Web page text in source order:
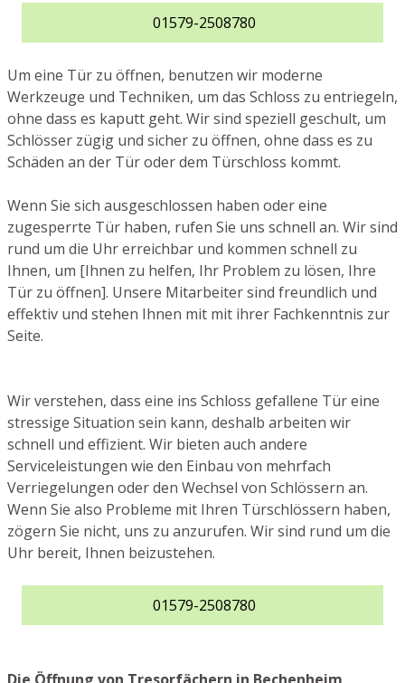
01579-2508780
Um eine Tür zu öffnen, benutzen wir moderne
Werkzeuge und Techniken, um das Schloss zu entriegeln,
ohne dass es kaputt geht. Wir sind speziell geschult, um
Schlösser zügig und sicher zu öffnen, ohne dass es zu
Schäden an der Tür oder dem Türschloss kommt.
Wenn Sie sich ausgeschlossen haben oder eine
zugesperrte Tür haben, rufen Sie uns schnell an. Wir sind
rund um die Uhr erreichbar und kommen schnell zu
Ihnen, um [Ihnen zu helfen, Ihr Problem zu lösen, Ihre
Tür zu öffnen]. Unsere Mitarbeiter sind freundlich und
effektiv und stehen Ihnen mit mit ihrer Fachkenntnis zur
Seite.
Wir verstehen, dass eine ins Schloss gefallene Tür eine
stressige Situation sein kann, deshalb arbeiten wir
schnell und effizient. Wir bieten auch andere
Serviceleistungen wie den Einbau von mehrfach
Verriegelungen oder den Wechsel von Schlössern an.
Wenn Sie also Probleme mit Ihren Türschlössern haben,
zögern Sie nicht, uns zu anzurufen. Wir sind rund um die
Uhr bereit, Ihnen beizustehen.
01579-2508780